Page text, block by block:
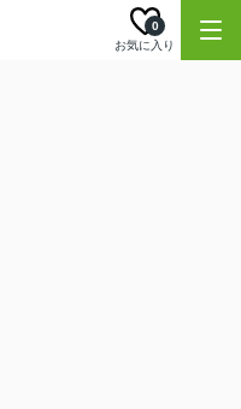
お気に入り
0